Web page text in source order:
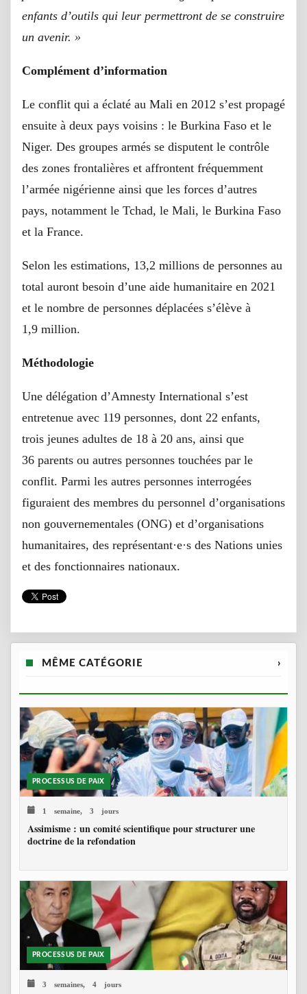
enfants d’outils qui leur permettront de se construire
un avenir. »
Complément d’information
Le conflit qui a éclaté au Mali en 2012 s’est propagé
ensuite à deux pays voisins : le Burkina Faso et le
Niger. Des groupes armés se disputent le contrôle
des zones frontalières et affrontent fréquemment
l’armée nigérienne ainsi que les forces d’autres
pays, notamment le Tchad, le Mali, le Burkina Faso
et la France.
Selon les estimations, 13,2 millions de personnes au
total auront besoin d’une aide humanitaire en 2021
et le nombre de personnes déplacées s’élève à
1,9 million.
Méthodologie
Une délégation d’Amnesty International s’est
entretenue avec 119 personnes, dont 22 enfants,
trois jeunes adultes de 18 à 20 ans, ainsi que
36 parents ou autres personnes touchées par le
conflit. Parmi les autres personnes interrogées
figuraient des membres du personnel d’organisations
non gouvernementales (ONG) et d’organisations
humanitaires, des représentant·e·s des Nations unies
et des fonctionnaires nationaux.
MÊME CATÉGORIE ›
PROCESSUS DE PAIX
1 semaine, 3 jours
Assimisme : un comité scientifique pour structurer une
doctrine de la refondation
PROCESSUS DE PAIX
3 semaines, 4 jours